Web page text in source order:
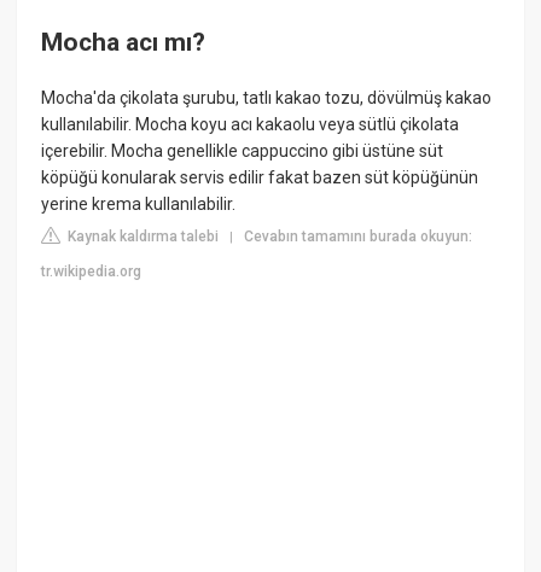
Mocha acı mı?
Mocha'da çikolata şurubu, tatlı kakao tozu, dövülmüş kakao
kullanılabilir. Mocha koyu acı kakaolu veya sütlü çikolata
içerebilir. Mocha genellikle cappuccino gibi üstüne süt
köpüğü konularak servis edilir fakat bazen süt köpüğünün
yerine krema kullanılabilir.
Kaynak kaldırma talebi |Cevabın tamamını burada okuyun:
tr.wikipedia.org